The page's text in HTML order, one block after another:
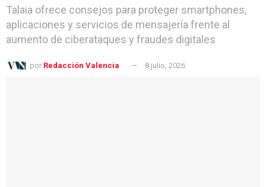
Talaia ofrece consejos para proteger smartphones,
aplicaciones y servicios de mensajería frente al
aumento de ciberataques y fraudes digitales
por Redacción Valencia 8 julio, 2026